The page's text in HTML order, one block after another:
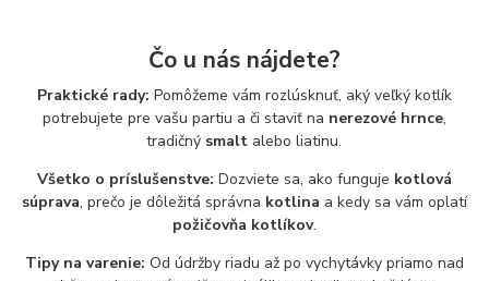
Čo u nás nájdete?
Praktické rady: Pomôžeme vám rozlúsknuť, aký veľký kotlík
potrebujete pre vašu partiu a či staviť na nerezové hrnce,
tradičný smalt alebo liatinu.
Všetko o príslušenstve: Dozviete sa, ako funguje kotlová
súprava, prečo je dôležitá správna kotlina a kedy sa vám oplatí
požičovňa kotlíkov.
Tipy na varenie: Od údržby riadu až po vychytávky priamo nad